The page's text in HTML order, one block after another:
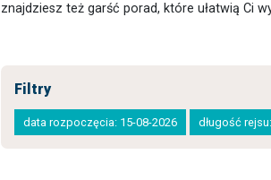
znajdziesz też garść porad, które ułatwią Ci
Filtry
data rozpoczęcia: 15-08-2026 długość